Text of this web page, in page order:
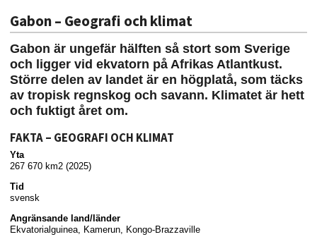
Gabon – Geografi och klimat
Gabon är ungefär hälften så stort som Sverige
och ligger vid ekvatorn på Afrikas Atlantkust.
Större delen av landet är en högplatå, som täcks
av tropisk regnskog och savann. Klimatet är hett
och fuktigt året om.
FAKTA – GEOGRAFI OCH KLIMAT
Yta
267 670 km2 (2025)
Tid
svensk
Angränsande land/länder
Ekvatorialguinea, Kamerun, Kongo-Brazzaville